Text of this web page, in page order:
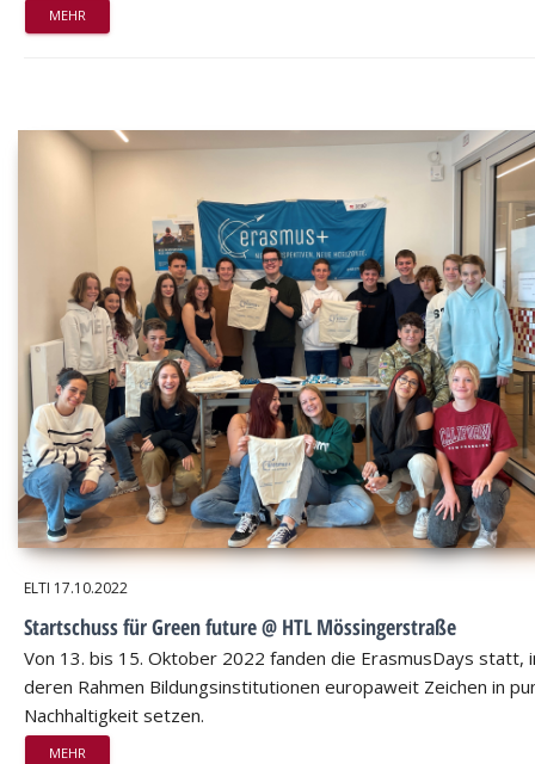
MEHR
ELTI 17.10.2022
Startschuss für Green future @ HTL Mössingerstraße
Von 13. bis 15. Oktober 2022 fanden die ErasmusDays statt,
deren Rahmen Bildungsinstitutionen europaweit Zeichen in
Nachhaltigkeit setzen.
MEHR